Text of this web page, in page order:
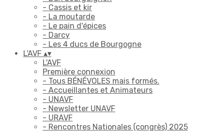
- Cassis et kir
- La moutarde
- Le pain d'épices
- Darcy
- Les 4 ducs de Bourgogne
L'AVF ▴▾
L'AVF
Première connexion
- Tous BÉNÉVOLES mais formés.
- Accueillantes et Animateurs
- UNAVF
- Newsletter UNAVF
- URAVF
- Rencontres Nationales (congrès) 2025